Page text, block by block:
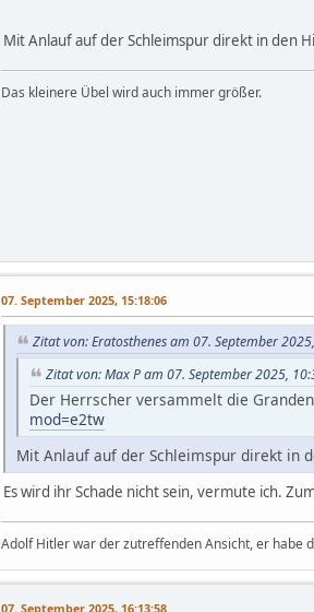
Mit Anlauf auf der Schleimspur direkt in den
Das kleinere Übel wird auch immer größer.
07. September 2025, 15:18:06
Zitat von: Eratosthenes am 07. September
Zitat von: Max P am 07. September 2025,
Der Herrscher versammelt die
mod=e2tw
Mit Anlauf auf der Schleimspur direkt in
Es wird ihr Schade nicht sein, vermute ich.
Adolf Hitler war der zutreffenden Ansicht, er habe
07. September 2025, 16:13:58